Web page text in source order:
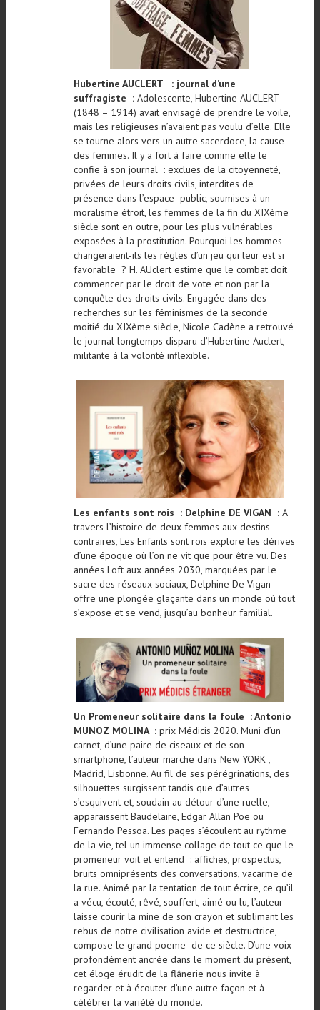
Hubertine AUCLERT : journal d’une
suffragiste :Adolescente, Hubertine AUCLERT
(1848 – 1914) avait envisagé de prendre le voile,
mais les religieuses n’avaient pas voulu d’elle. Elle
se tourne alors vers un autre sacerdoce, la cause
des femmes. Il y a fort à faire comme elle le
confie à son journal : exclues de la citoyenneté,
privées de leurs droits civils, interdites de
présence dans l’espace public, soumises à un
moralisme étroit, les femmes de la fin du XIXème
siècle sont en outre, pour les plus vulnérables
exposées à la prostitution. Pourquoi les hommes
changeraient-ils les règles d’un jeu qui leur est si
favorable ? H. AUclert estime que le combat doit
commencer par le droit de vote et non par la
conquête des droits civils. Engagée dans des
recherches sur les féminismes de la seconde
moitié du XIXème siècle, Nicole Cadène a retrouvé
le journal longtemps disparu d’Hubertine Auclert,
militante à la volonté inflexible.
Les enfants sont rois : Delphine DE VIGAN : A
travers l’histoire de deux femmes aux destins
contraires, Les Enfants sont rois explore les dérives
d’une époque où l’on ne vit que pour être vu. Des
années Loft aux années 2030, marquées par le
sacre des réseaux sociaux, Delphine De Vigan
offre une plongée glaçante dans un monde où tout
s’expose et se vend, jusqu’au bonheur familial.
Un Promeneur solitaire dans la foule : Antonio
MUNOZ MOLINA : prix Médicis 2020. Muni d’un
carnet, d’une paire de ciseaux et de son
smartphone, l’auteur marche dans New YORK ,
Madrid, Lisbonne. Au fil de ses pérégrinations, des
silhouettes surgissent tandis que d’autres
s’esquivent et, soudain au détour d’une ruelle,
apparaissent Baudelaire, Edgar Allan Poe ou
Fernando Pessoa. Les pages s’écoulent au rythme
de la vie, tel un immense collage de tout ce que le
promeneur voit et entend : affiches, prospectus,
bruits omniprésents des conversations, vacarme de
la rue. Animé par la tentation de tout écrire, ce qu’il
a vécu, écouté, rêvé, souffert, aimé ou lu, l’auteur
laisse courir la mine de son crayon et sublimant les
rebus de notre civilisation avide et destructrice,
compose le grand poeme de ce siècle. D’une voix
profondément ancrée dans le moment du présent,
cet éloge érudit de la flânerie nous invite à
regarder et à écouter d’une autre façon et à
célébrer la variété du monde.